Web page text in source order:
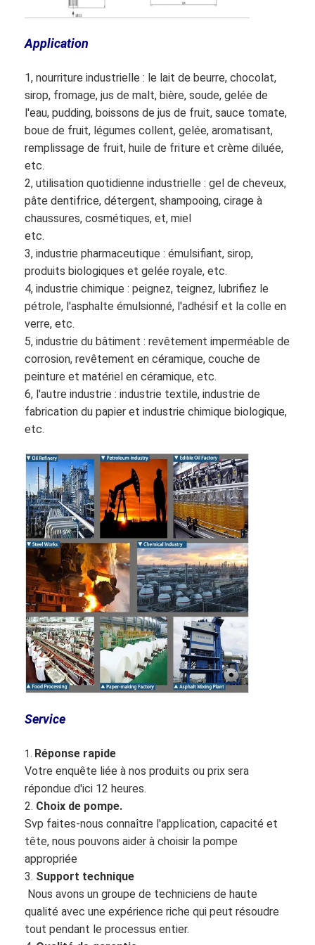
Application
1, nourriture industrielle : le lait de beurre, chocolat,
sirop, fromage, jus de malt, bière, soude, gelée de
l'eau, pudding, boissons de jus de fruit, sauce tomate,
boue de fruit, légumes collent, gelée, aromatisant,
remplissage de fruit, huile de friture et crème diluée,
etc.
2, utilisation quotidienne industrielle : gel de cheveux,
pâte dentifrice, détergent, shampooing, cirage à
chaussures, cosmétiques, et, miel
etc.
3, industrie pharmaceutique : émulsifiant, sirop,
produits biologiques et gelée royale, etc.
4, industrie chimique : peignez, teignez, lubrifiez le
pétrole, l'asphalte émulsionné, l'adhésif et la colle en
verre, etc.
5, industrie du bâtiment : revêtement imperméable de
corrosion, revêtement en céramique, couche de
peinture et matériel en céramique, etc.
6, l'autre industrie : industrie textile, industrie de
fabrication du papier et industrie chimique biologique,
etc.
Service
1. Réponse rapide
Votre enquête liée à nos produits ou prix sera
répondue d'ici 12 heures.
2. Choix de pompe.
Svp faites-nous connaître l'application, capacité et
tête, nous pouvons aider à choisir la pompe
appropriée
3. Support technique
Nous avons un groupe de techniciens de haute
qualité avec une expérience riche qui peut résoudre
tout pendant le processus entier.